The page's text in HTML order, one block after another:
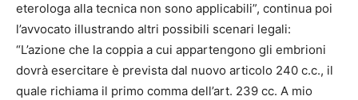
eterologa alla tecnica non sono applicabili”, continua poi
l’avvocato illustrando altri possibili scenari legali:
“L’azione che la coppia a cui appartengono gli embrioni
dovrà esercitare è prevista dal nuovo articolo 240 c.c., il
quale richiama il primo comma dell’art. 239 cc. A mio